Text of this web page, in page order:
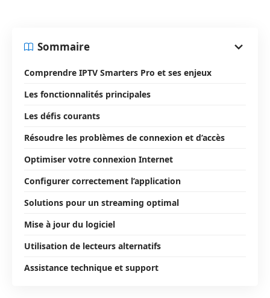
Sommaire
Comprendre IPTV Smarters Pro et ses enjeux
Les fonctionnalités principales
Les défis courants
Résoudre les problèmes de connexion et d’accès
Optimiser votre connexion Internet
Configurer correctement l’application
Solutions pour un streaming optimal
Mise à jour du logiciel
Utilisation de lecteurs alternatifs
Assistance technique et support